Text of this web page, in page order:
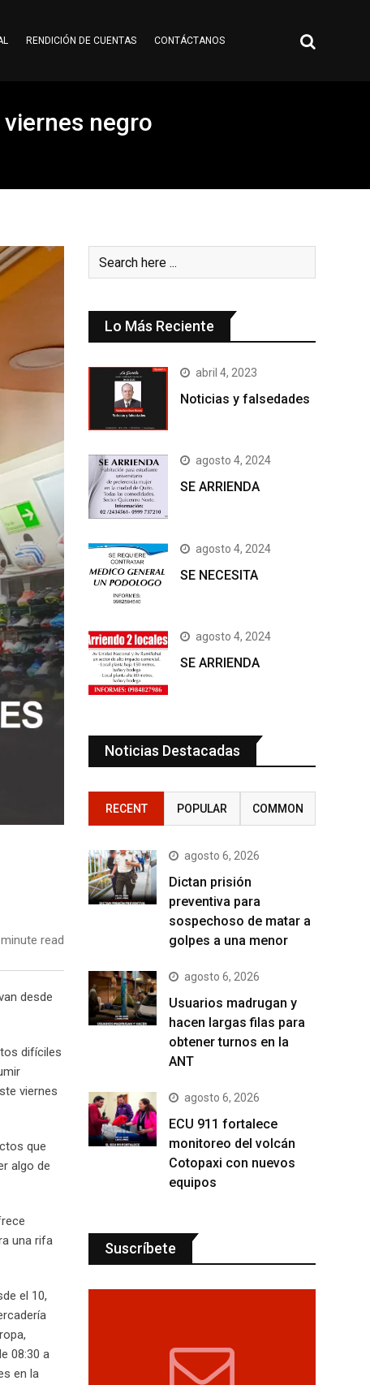
RENDICIÓN DE CUENTAS CONTÁCTANOS
negro
read
desde
difíciles
viernes
que
algo de
una rifa
el 10,
08:30 a
en la
Lo Más Reciente
abril 4, 2023
Noticias y falsedades
agosto 4, 2024
SE ARRIENDA
agosto 4, 2024
SE NECESITA
agosto 4, 2024
SE ARRIENDA
Noticias Destacadas
RECENT POPULAR COMMON
agosto 6, 2026
Dictan prisión
preventiva para
sospechoso de matar a
golpes a una menor
agosto 6, 2026
Usuarios madrugan y
hacen largas filas para
obtener turnos en la
ANT
agosto 6, 2026
ECU 911 fortalece
monitoreo del volcán
Cotopaxi con nuevos
equipos
Suscríbete